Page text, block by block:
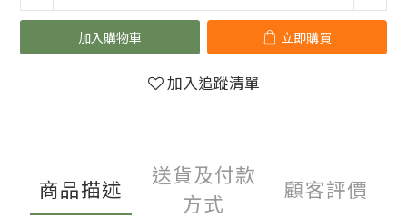
加入購物車 立即購買
加入追蹤清單
商品描述
送貨及付款
方式
顧客評價